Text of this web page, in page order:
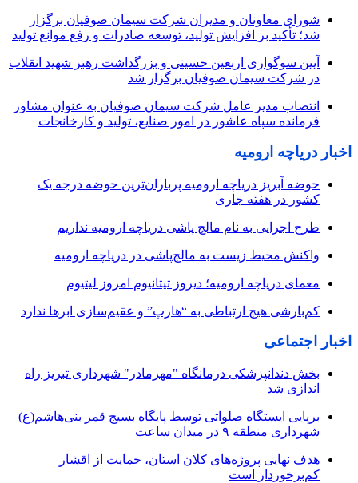
شورای معاونان و مدیران شرکت سیمان صوفیان برگزار
شد؛ تأکید بر افزایش تولید، توسعه صادرات و رفع موانع تولید
آیین سوگواری اربعین حسینی و بزرگداشت رهبر شهید انقلاب
در شرکت سیمان صوفیان برگزار شد
انتصاب مدیر عامل شرکت سیمان صوفیان به عنوان مشاور
فرمانده سپاه عاشور در امور صنایع، تولید و کارخانجات
اخبار دریاچه ارومیه
حوضه آبریز دریاچه ارومیه پرباران‌ترین حوضه‌ درجه یک
کشور در هفته جاری
طرح اجرایی به نام مالچ پاشی دریاچه ارومیه نداریم
واکنش محیط زیست به مالچ‌پاشی در دریاچه ارومیه
معمای دریاچه ارومیه؛ دیروز تیتانیوم امروز لیتیوم
کم‌بارشی هیچ ارتباطی به “هارپ” و عقیم‌سازی ابرها ندارد
اخبار اجتماعی
بخش دندانپزشکی درمانگاه "مهرمادر" شهرداری تبریز راه
اندازی شد
برپایی ایستگاه صلواتی توسط پایگاه بسیج قمر بنی‌هاشم(ع)
شهرداری منطقه ۹ در میدان ساعت
هدف نهایی پروژه‌های کلان استان، حمایت از اقشار
کم‌برخوردار است